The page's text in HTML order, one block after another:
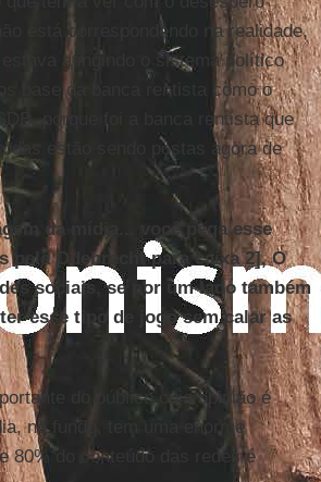
está correspondendo na realidade,
atingindo o sistema político
base da banca rentista como o
porque foi a banca rentista que
estão sendo postas agora de
da mídia... você pega esse
pela Odebrecht para caixa 2], O
sociais, se por um lado também
esse tipo de jogo sem calar as
do público cuja opinião é
no fundo, tem uma enorme
80% do conteúdo das redes é